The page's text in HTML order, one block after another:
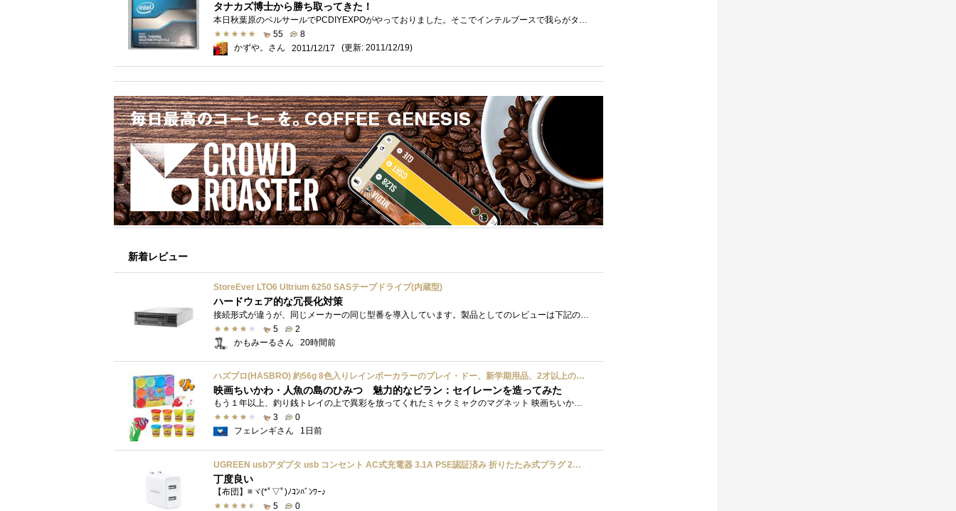
タナカズ博士から勝ち取ってきた！
本日秋葉原のベルサールでPCDIYEXPOがやっておりました。そこでインテルブースで我らがタナカズ博士が公演を行い、最後にじゃんけん大会！これ�...
55
8
かずや。さん
2011/12/17 (更新: 2011/12/19)
新着レビュー
StoreEver LTO6 Ultrium 6250 SASテープドライブ(内蔵型)
ハードウェア的な冗長化対策
接続形式が違うが、同じメーカーの同じ型番を導入しています。製品としてのレビューは下記の方で行っています。いざ使おうとしたときに故障�...
5
2
かもみーるさん
20時間前
ハズブロ(HASBRO) 約56g 8色入りレインボーカラーのプレイ・ドー、新学期用品、2才以上のプリスクールの子供向け、子供向けのアート&クラフト 粘土 ねんど、こどもの日、子供の日プレゼント
映画ちいかわ・人魚の島のひみつ 魅力的なビラン：セイレーンを造ってみた
もう１年以上、釣り銭トレイの上で異彩を放ってくれたミャクミャクのマグネット 映画ちいかわ人魚の島のひみつを鑑賞後、素敵なビランのセイ...
3
0
フェレンギさん
1日前
UGREEN usbアダプタ usb コンセント AC式充電器 3.1A PSE認証済み 折りたたみ式プラグ 2ポート
丁度良い
【布団】≡ヾ(*ﾟ▽ﾟ)ﾉｺﾝﾊﾞﾝﾜｰ♪
5
0